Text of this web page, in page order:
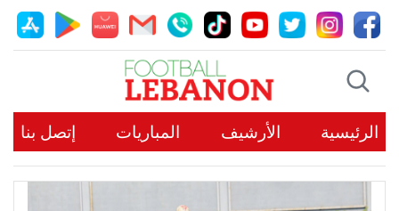
الرئيسية الأرشيف المباريات إتصل بنا